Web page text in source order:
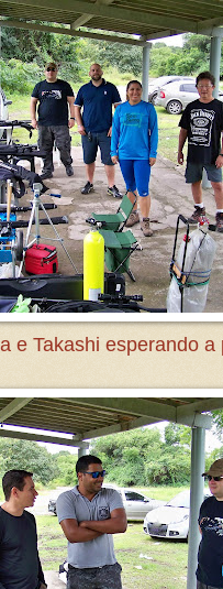
e Takashi esperando